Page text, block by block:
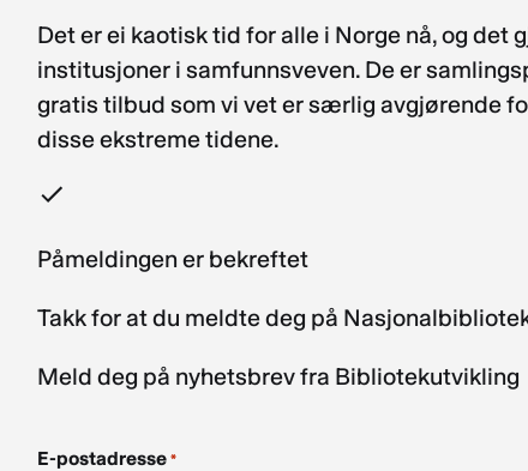
Det er ei kaotisk tid for alle i Norge nå, og
institusjoner i samfunnsveven. De er
gratis tilbud som vi vet er særlig avgjørende
disse ekstreme tidene.
Påmeldingen er bekreftet
Takk for at du meldte deg på
Meld deg på nyhetsbrev fra Bibliotekutvikling
E-postadresse *